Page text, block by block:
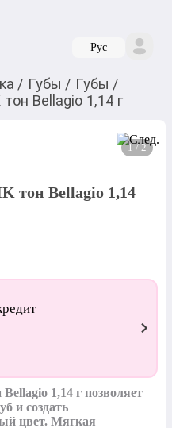
Руc
/ Губы / Губы /
Bellagio 1,14 г
1 / 2
тон Bellagio 1,14
1,14 г позволяет
и создать
цвет. Мягкая